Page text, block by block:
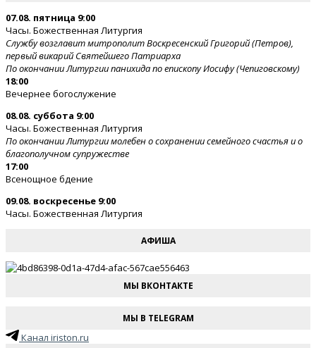
07.08. пятница 9:00
Часы. Божественная Литургия
Службу возглавит митрополит Воскресенский Григорий (Петров),
первый викарий Святейшего Патриарха
По окончании Литургии панихида по епископу Иосифу (Чепиговскому)
18:00
Вечернее богослужение
08.08. суббота 9:00
Часы. Божественная Литургия
По окончании Литургии молебен о сохранении семейного счастья и о
благополучном супружестве
17:00
Всенощное бдение
09.08. воскресенье 9:00
Часы. Божественная Литургия
АФИША
МЫ ВКОНТАКТЕ
МЫ В TELEGRAM
Канал iriston.ru